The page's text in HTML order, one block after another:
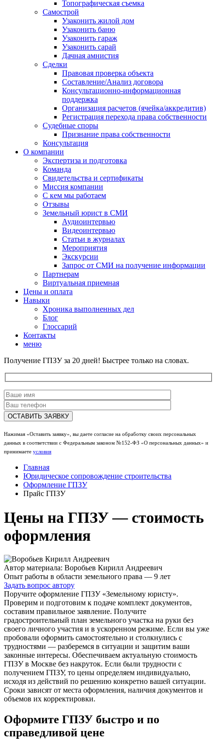
Топографическая съемка
Самострой
Узаконить жилой дом
Узаконить баню
Узаконить гараж
Узаконить сарай
Дачная амнистия
Сделки
Правовая проверка объекта
Составление/Анализ договора
Консультационно-информационная
поддержка
Организация расчетов (ячейка/аккредитив)
Регистрация перехода права собственности
Судебные споры
Признание права собственности
Консультация
О компании
Экспертиза и подготовка
Команда
Свидетельства и сертификаты
Миссия компании
С кем мы работаем
Отзывы
Земельный юрист в СМИ
Аудиоинтервью
Видеоинтервью
Статьи в журналах
Мероприятия
Экскурсии
Запрос от СМИ на получение информации
Партнерам
Виртуальная приемная
Цены и оплата
Навыки
Хроника выполненных дел
Блог
Глоссарий
Контакты
меню
Получение ГПЗУ за 20 дней! Быстрее только на словах.
Нажимая «Оставить заявку», вы даете согласие на обработку своих персональных
данных в соответствии с Федеральным законом №152-ФЗ «О персональных данных» и
принимаете условия
Главная
Юридическое сопровождение строительства
Оформление ГПЗУ
Прайс ГПЗУ
Цены на ГПЗУ — стоимость
оформления
Автор материала: Воробьев Кирилл Андреевич
Опыт работы в области земельного права — 9 лет
Задать вопрос автору
Поручите оформление ГПЗУ «Земельному юристу».
Проверим и подготовим к подаче комплект документов,
составим правильное заявление. Получите
градостроительный план земельного участка на руки без
своего личного участия и в ускоренном режиме. Если вы уже
пробовали оформить самостоятельно и столкнулись с
трудностями — разберемся в ситуации и защитим ваши
законные интересы. Обеспечиваем актуальную стоимость
ГПЗУ в Москве без накруток. Если были трудности с
получением ГПЗУ, то цены определяем индивидуально,
исходя из действий по решению конкретно вашей ситуации.
Сроки зависят от места оформления, наличия документов и
объемов их корректировки.
Оформите ГПЗУ быстро и по
справедливой цене